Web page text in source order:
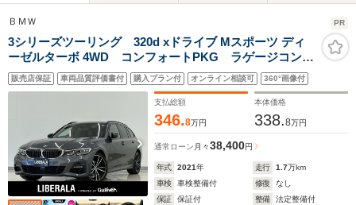
ＢＭＷ PR
3シリーズツーリング 320d xドライブ Mスポーツ ディ
ーゼルターボ 4WD コンフォートPKG ラゲージコンパ
ートメントPKG ストレージPKG HiFiスピーカーシス
テム ドライビングアシストプロフェッショナル
ACC LDW LCW パーキングA+ 全周囲カメラ
販売店保証 車両品質評価書付 購入プラン付 オンライン相談可 360°画像付
支払総額
346.8万円
本体価格
338.8万円
通常ローン 月々38,400円
年式 2021年 走行 1.7万km
車検
車検整備付 修復
なし
保証
保証付 整備
法定整備付